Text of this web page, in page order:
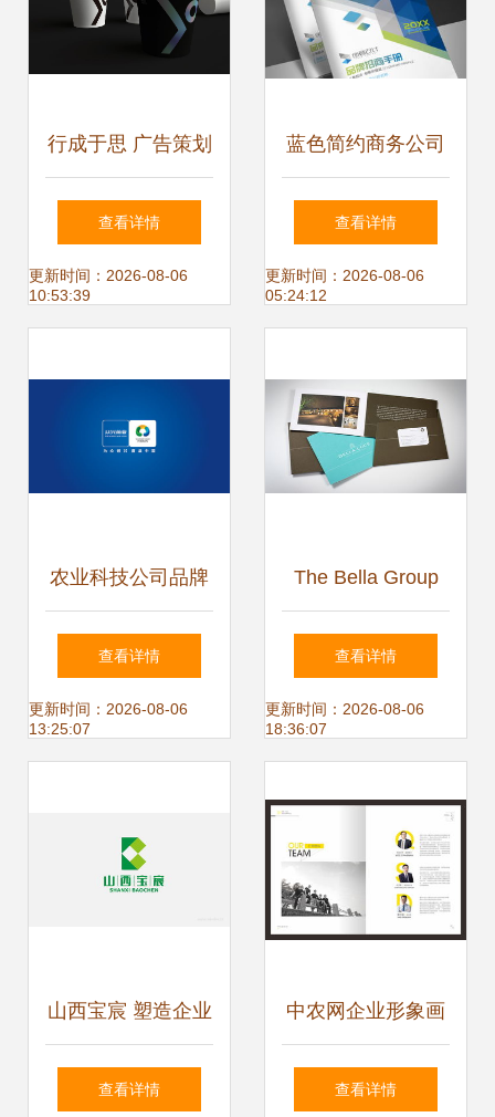
行成于思 广告策划
中的企业形象塑造
艺术
查看详情
更新时间：2026-08-06
10:53:39
蓝色简约商务公司
画册封面宣传册形
象封面图片设计素
载 173.40mb 企业
画册封面大全
查看详情
更新时间：2026-08-06
05:24:12
农业科技公司品牌
全案形象设计
查看详情
更新时间：2026-08-06
13:25:07
The Bella Group
企业形象设计与策
划 塑造优雅与创新
查看详情
更新时间：2026-08-06
18:36:07
山西宝宸 塑造企业
形象的艺术与科学
查看详情
中农网企业形象画
册设计 构建品牌核
查看详情